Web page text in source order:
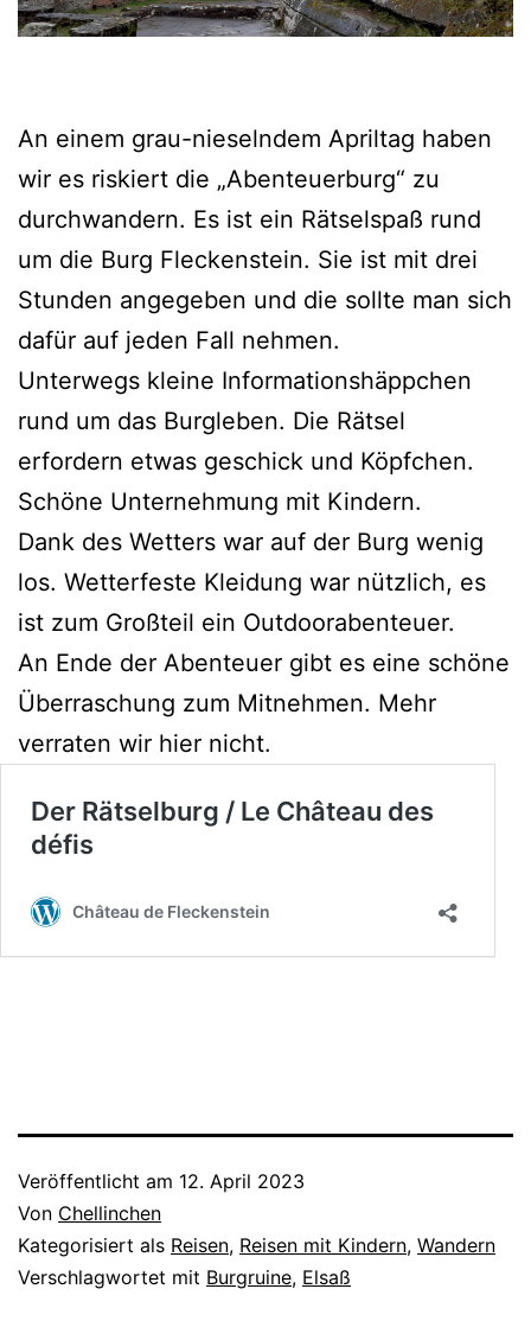
An einem grau-nieselndem Apriltag haben
wir es riskiert die „Abenteuerburg“ zu
durchwandern. Es ist ein Rätselspaß rund
um die Burg Fleckenstein. Sie ist mit drei
Stunden angegeben und die sollte man sich
dafür auf jeden Fall nehmen.
Unterwegs kleine Informationshäppchen
rund um das Burgleben. Die Rätsel
erfordern etwas geschick und Köpfchen.
Schöne Unternehmung mit Kindern.
Dank des Wetters war auf der Burg wenig
los. Wetterfeste Kleidung war nützlich, es
ist zum Großteil ein Outdoorabenteuer.
An Ende der Abenteuer gibt es eine schöne
Überraschung zum Mitnehmen. Mehr
verraten wir hier nicht.
Veröffentlicht am 12. April 2023
Von Chellinchen
Kategorisiert als Reisen, Reisen mit Kindern, Wandern
Verschlagwortet mit Burgruine, Elsaß